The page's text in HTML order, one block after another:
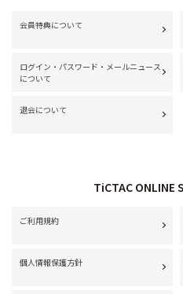
会員特典について
ログイン・パスワード・メールニュース
について
退会について
TiCTAC ONLINE
ご利用規約
個人情報保護方針